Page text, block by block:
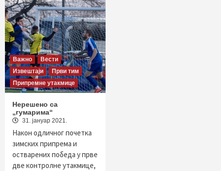
Важно
Вести
Извештаји
Први тим
Припремне утакмице
Нерешено са
„гумарима“
31. јануар 2021.
Након одличног почетка
зимских припрема и
остварених победа у прве
две контролне утакмице,